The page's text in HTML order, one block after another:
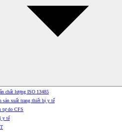
chất lượng ISO 13485
sản xuất trang thiết bị y tế
tự do CFS
y tế